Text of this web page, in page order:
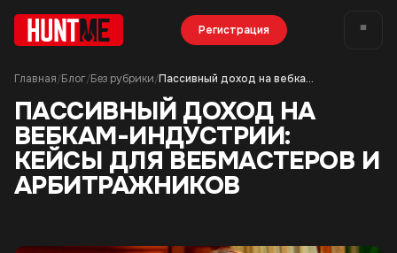
Регистрация
Главная/Блог/Без рубрики/ Пассивный доход на вебкам-индустрии: кейсы для вебмастеров и арбитражников
ПАССИВНЫЙ ДОХОД НА
ВЕБКАМ-ИНДУСТРИИ:
КЕЙСЫ ДЛЯ ВЕБМАСТЕРОВ И
АРБИТРАЖНИКОВ